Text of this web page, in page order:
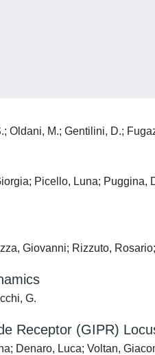
M.; Gentilini, D.;
Picello, Luna; Puggina,
Giovanni; Rizzuto,
G.
Receptor (GIPR)
Denaro, Luca; Voltan,